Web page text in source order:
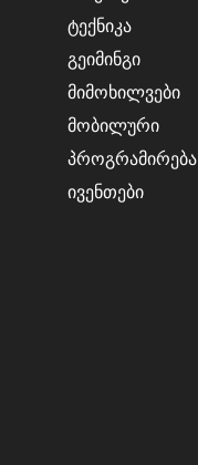
ტექნიკა
გეიმინგი
მიმოხილვები
მობილური
პროგრამირება
ივენთები